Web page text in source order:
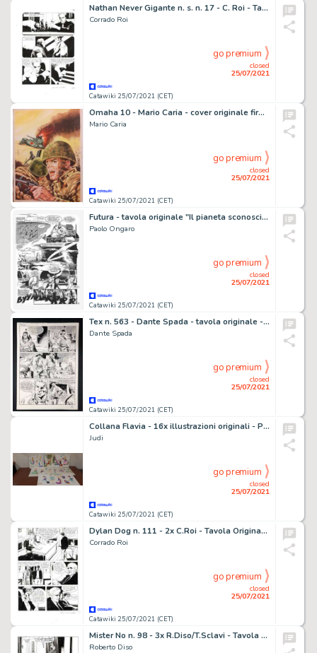
Nathan Never Gigante n. s. n. 17 - C. Roi - Tavola Originale "Il Giorno della Maschera" - Page volante - Exemplaire unique - (2014)
Corrado Roi
Catawiki 25/07/2021 (CET)
closed
25/07/2021
go premium
Omaha 10 - Mario Caria - cover originale firmata - Page volante - (1970)
Mario Caria
Catawiki 25/07/2021 (CET)
closed
25/07/2021
go premium
Futura - tavola originale "Il pianeta sconosciuto" - Page volante - Exemplaire unique - (1978)
Paolo Ongaro
Catawiki 25/07/2021 (CET)
closed
25/07/2021
go premium
Tex n. 563 - Dante Spada - tavola originale - Firmata - Page volante - Exemplaire unique - (2005)
Dante Spada
Catawiki 25/07/2021 (CET)
closed
25/07/2021
go premium
Collana Flavia - 16x illustrazioni originali - Page volante - Exemplaire unique (1968)
Judi
Catawiki 25/07/2021 (CET)
closed
25/07/2021
go premium
Dylan Dog n. 111 - 2x C.Roi - Tavola Originale "La Profezia" - Page volante - EO - (1995)
Corrado Roi
Catawiki 25/07/2021 (CET)
closed
25/07/2021
go premium
Mister No n. 98 - 3x R.Diso/T.Sclavi - Tavola Originale "II Passaggio Segreto" - Page volante - EO - (1983)
Roberto Diso